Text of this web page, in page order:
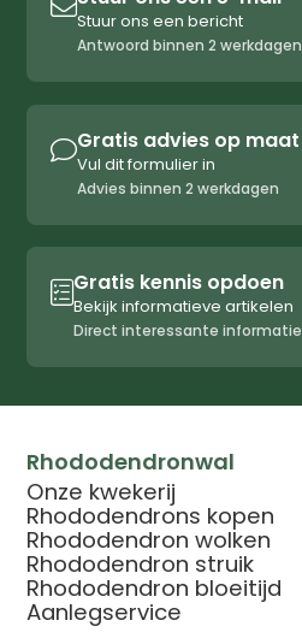

Stuur ons een bericht
Antwoord binnen 2 werkdagen
Gratis advies op maat
Vul dit formulier in
Advies binnen 2 werkdagen
Gratis kennis opdoen
Bekijk informatieve artikelen
Direct interessante informatie
Rhododendronwal
Onze kwekerij
Rhododendrons kopen
Rhododendron wolken
Rhododendron struik
Rhododendron bloeitijd
Aanlegservice